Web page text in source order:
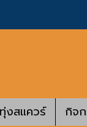
งสแควร์ กิจ